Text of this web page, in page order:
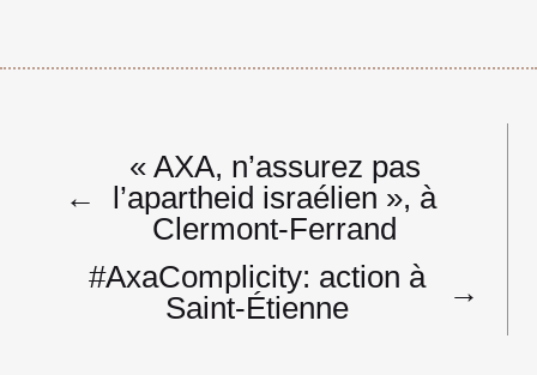
Navigation
l’article
←
« AXA, n’assurez pas
l’apartheid israélien », à
Clermont-Ferrand
#AxaComplicity: action à
Saint-Étienne
→